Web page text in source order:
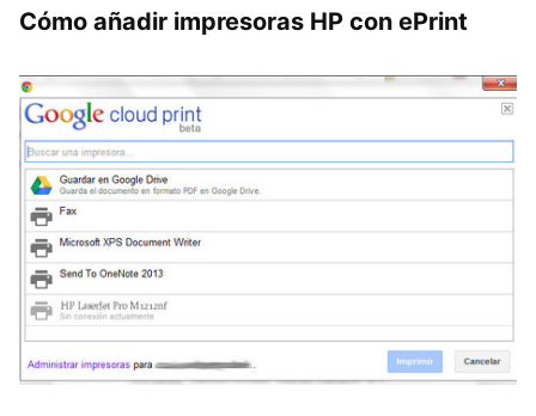
Cómo añadir impresoras HP con ePrint